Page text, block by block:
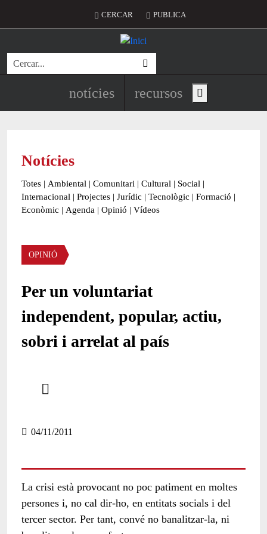
Menú del compte d'usuari
CERCAR PUBLICA
Cerca
Navegació principal de
notícies recursos Show main menu
Notícies
Totes | Ambiental | Comunitari | Cultural | Social |
Internacional | Projectes | Jurídic | Tecnològic | Formació |
Econòmic | Agenda | Opinió | Vídeos
OPINIÓ
Per un voluntariat
independent, popular, actiu,
sobri i arrelat al país
04/11/2011
La crisi està provocant no poc patiment en moltes
persones i, no cal dir-ho, en entitats socials i del
tercer sector. Per tant, convé no banalitzar-la, ni